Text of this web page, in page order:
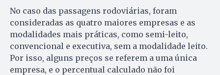
No caso das passagens rodoviárias, foram
consideradas as quatro maiores empresas e as
modalidades mais práticas, como semi-leito,
convencional e executiva, sem a modalidade leito.
Por isso, alguns preços se referem a uma única
empresa, e o percentual calculado não foi